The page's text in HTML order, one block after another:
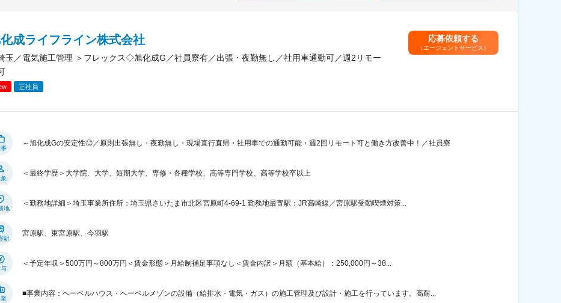
成ライフライン株式会社
玉／電気施工管理 ＞フレックス◇旭化成G／社員寮有／出張・夜勤無し／社用車通勤可／週2リモー
正社員
応募依頼する
（エージェントサービス）
～旭化成Gの安定性◎／原則出張無し・夜勤無し・現場直行直帰・社用車での通勤可能・週2回リモート可と働き方改善中！／社員寮
＜最終学歴＞大学院、大学、短期大学、専修・各種学校、高等専門学校、高等学校卒以上
地
＜勤務地詳細＞埼玉事業所住所：埼玉県さいたま市北区宮原町4-69-1 勤務地最寄駅：JR高崎線／宮原駅受動喫煙対策...
駅
宮原駅、東宮原駅、今羽駅
＜予定年収＞500万円～800万円＜賃金形態＞月給制補足事項なし＜賃金内訳＞月額（基本給）：250,000円～38...
■事業内容：へーベルハウス・へーベルメゾンの設備（給排水・電気・ガス）の施工管理及び設計・施工を行っています。高耐...